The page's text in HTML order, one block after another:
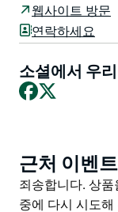
반려동물 동반이
안함을 최우선으
가 있는 아늑한
시간을 보내실
기 야외 식사 공
티오에서 바비큐
덕 주변에 놓인
을 보내세요.
웹사이트 방문
연락하세요
소셜에서 우
Facebook
Product
List
근처 이벤트
Product
List
죄송합니다. 상
중에 다시 시도해